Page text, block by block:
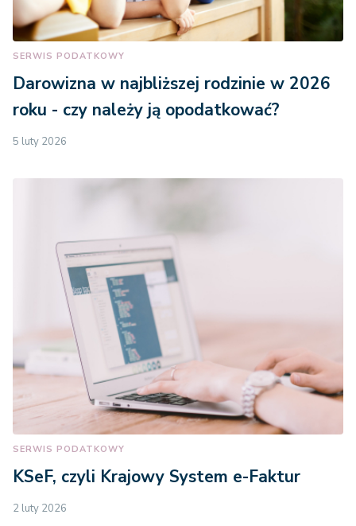
SERWIS PODATKOWY
Darowizna w najbliższej rodzinie w 2026
roku - czy należy ją opodatkować?
5 luty 2026
SERWIS PODATKOWY
KSeF, czyli Krajowy System e-Faktur
2 luty 2026